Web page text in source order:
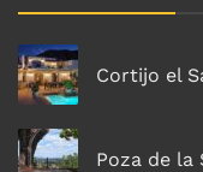
Cortijo el
Poza de la